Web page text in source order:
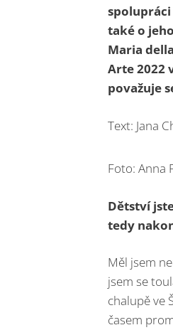
spolupráci
také o
Maria
Arte 2022
považuje
Text: Jana
Foto: Anna
Dětství
tedy
Měl jsem
jsem se
chalupě ve
časem